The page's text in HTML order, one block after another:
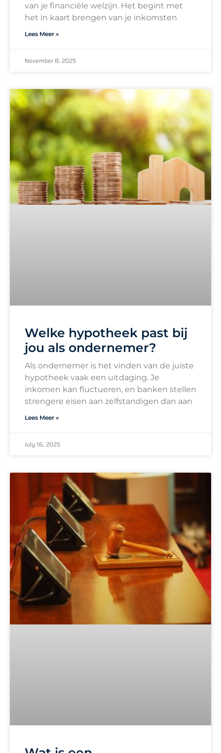
van je financiële welzijn. Het begint met
het in kaart brengen van je inkomsten
Lees Meer »
November 8, 2025
Welke hypotheek past bij
jou als ondernemer?
Als ondernemer is het vinden van de juiste
hypotheek vaak een uitdaging. Je
inkomen kan fluctueren, en banken stellen
strengere eisen aan zelfstandigen dan aan
Lees Meer »
July 16, 2025